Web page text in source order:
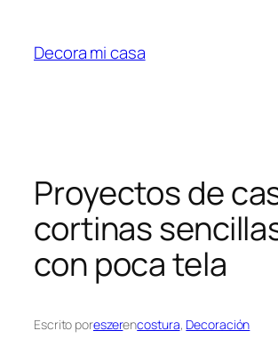
contenido
Decora mi casa
Proyectos de
cortinas
con poca tela
Escrito poreszerencostura, Decoración